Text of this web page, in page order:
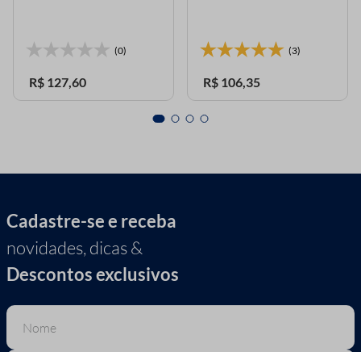
(0)
R$ 127,60
(3)
R$ 106,35
Cadastre-se e receba
novidades, dicas &
Descontos exclusivos